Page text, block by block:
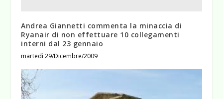
Andrea Giannetti commenta la minaccia di
Ryanair di non effettuare 10 collegamenti
interni dal 23 gennaio
martedì 29/Dicembre/2009